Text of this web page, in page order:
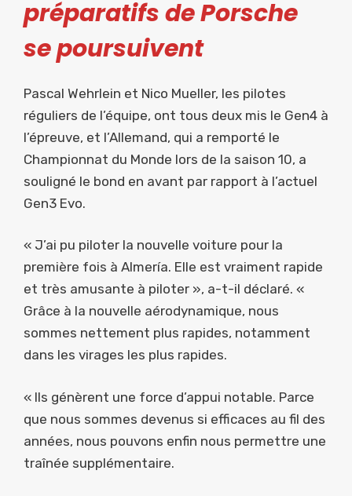
préparatifs de Porsche
se poursuivent
Pascal Wehrlein et Nico Mueller, les pilotes
réguliers de l’équipe, ont tous deux mis le Gen4 à
l’épreuve, et l’Allemand, qui a remporté le
Championnat du Monde lors de la saison 10, a
souligné le bond en avant par rapport à l’actuel
Gen3 Evo.
« J’ai pu piloter la nouvelle voiture pour la
première fois à Almería. Elle est vraiment rapide
et très amusante à piloter », a-t-il déclaré. «
Grâce à la nouvelle aérodynamique, nous
sommes nettement plus rapides, notamment
dans les virages les plus rapides.
« Ils génèrent une force d’appui notable. Parce
que nous sommes devenus si efficaces au fil des
années, nous pouvons enfin nous permettre une
traînée supplémentaire.